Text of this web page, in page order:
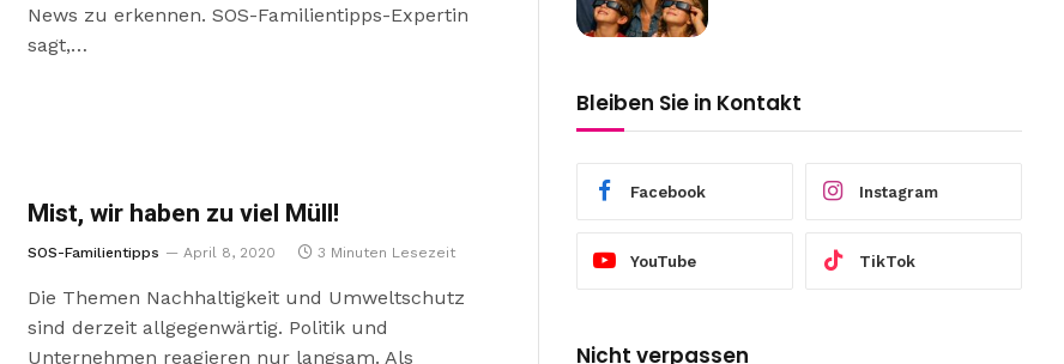
News zu erkennen. SOS-Familientipps-Expertin
sagt,…
Mist, wir haben zu viel Müll!
SOS-Familientipps April 8, 2020 3 Minuten Lesezeit
Die Themen Nachhaltigkeit und Umweltschutz
sind derzeit allgegenwärtig. Politik und
Unternehmen reagieren nur langsam. Als
Bleiben Sie in Kontakt
Facebook Instagram
YouTube TikTok
Nicht verpassen